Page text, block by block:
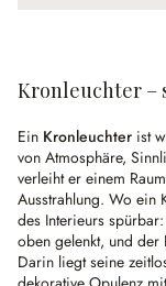
Kronleuchter –
Ein Kronleuchter ist
von Atmosphäre,
verleiht er einem
Ausstrahlung. Wo ein
des Interieurs
oben gelenkt, und der
Darin liegt seine